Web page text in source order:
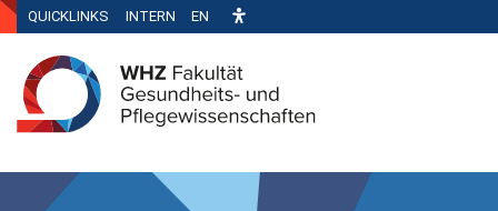
QUICKLINKS INTERN EN